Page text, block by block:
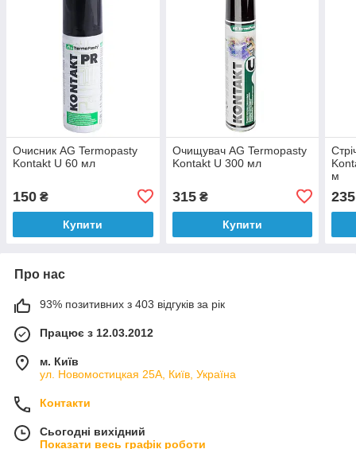
Очисник AG Termopasty
Kontakt U 60 мл
150 ₴
Купити
Очищувач AG Termopasty
Kontakt U 300 мл
315₴
Купити
м
235
Про нас
93% позитивних з 403 відгуків за рік
Працює з 12.03.2012
м. Київ
ул. Новомостицкая 25А, Київ, Україна
Контакти
Сьогодні вихідний
Показати весь графік роботи